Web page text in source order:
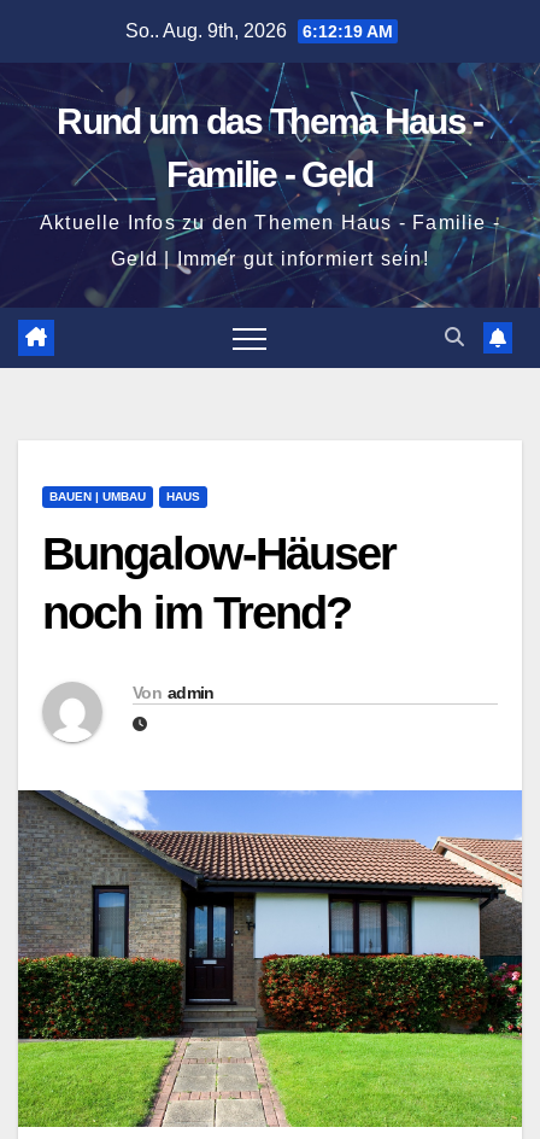
springen
So.. Aug. 9th, 2026 6:12:20 AM
Rund um das Thema Haus -
Familie - Geld
Aktuelle Infos zu den Themen Haus - Familie -
Geld | Immer gut informiert sein!
BAUEN | UMBAU HAUS
Bungalow-Häuser
noch im Trend?
Von admin